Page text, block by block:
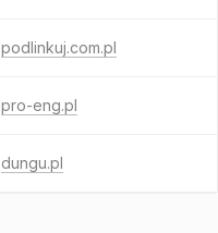
podlinkuj.com.pl
pro-eng.pl
dungu.pl